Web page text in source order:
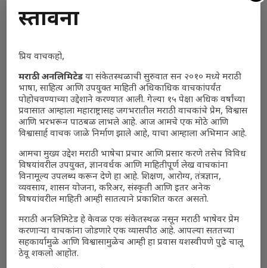
प्रस्तावना
प्रिय वाचकहो,
मराठी अनलिमिटेड या संकेतस्थळाची सुरुवात सन २०१० मध्ये मराठी
भाषा, साहित्य आणि उपयुक्त माहिती अधिकाधिक वाचकांपर्यंत
पोहोचवण्याच्या उद्देशाने करण्यात आली. गेल्या १५ पेक्षा अधिक वर्षांच्या
प्रवासात आम्हाला महाराष्ट्रासह जगभरातील मराठी वाचकांचे प्रेम, विश्वास
आणि भरभरून पाठबळ लाभले आहे. आज आमचे एक मोठे आणि
विश्वासार्ह वाचक जाळे निर्माण झाले आहे, याचा आम्हाला अभिमान आहे.
आमचा मुख्य उद्देश मराठी भाषेचा प्रचार आणि प्रसार करणे तसेच विविध
विषयांवरील उपयुक्त, ज्ञानवर्धक आणि माहितीपूर्ण लेख वाचकांना
विनामूल्य उपलब्ध करून देणे हा आहे. शिक्षण, आरोग्य, तंत्रज्ञान,
व्यवसाय, शासन योजना, करिअर, संस्कृती आणि इतर अनेक
विषयांवरील माहिती आम्ही सातत्याने प्रकाशित करत असतो.
मराठी अनलिमिटेड हे केवळ एक संकेतस्थळ नसून मराठी भाषेवर प्रेम
करणाऱ्या वाचकांना जोडणारे एक व्यासपीठ आहे. आपल्या सततच्या
सहकार्यामुळे आणि विश्वासामुळेच आम्ही हा प्रवास यशस्वीपणे पुढे चालू
ठेवू शकलो आहोत.